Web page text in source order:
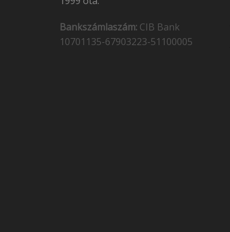
Bankszámlaszám: CIB Bank
10701135-67903223-51100005